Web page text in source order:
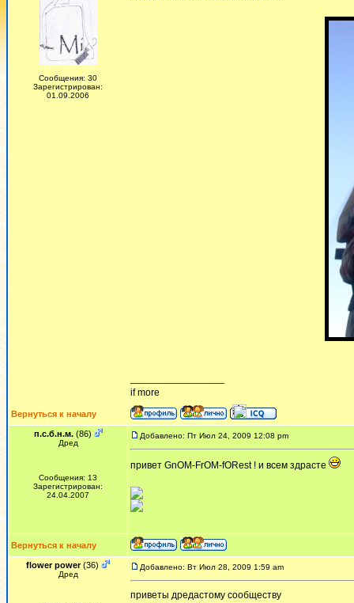
Сообщения: 30
Зарегистрирован:
01.09.2006
if more
Вернуться к началу
п.с.б.н.м.(86)
Дред
Сообщения: 13
Зарегистрирован:
24.04.2007
Добавлено: Пт Июл 24, 2009 12:08 pm
привет GnOM-FrOM-fORest ! и всем здрасте
Вернуться к началу
flower power(36)
Дред
Добавлено: Вт Июл 28, 2009 1:59 am
приветы дредастому сообществу